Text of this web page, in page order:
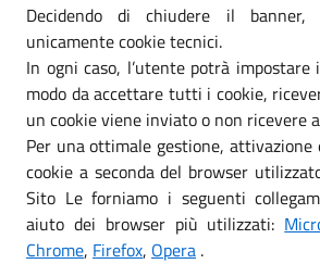
Decidendo di chiudere il banner,
unicamente cookie tecnici.
In ogni caso, l’utente potrà
modo da accettare tutti i cookie,
un cookie viene inviato o non ricevere
Per una ottimale gestione, attivazione
cookie a seconda del browser
Sito Le forniamo i seguenti
aiuto dei browser più utilizzati:
Chrome, Firefox, Opera .